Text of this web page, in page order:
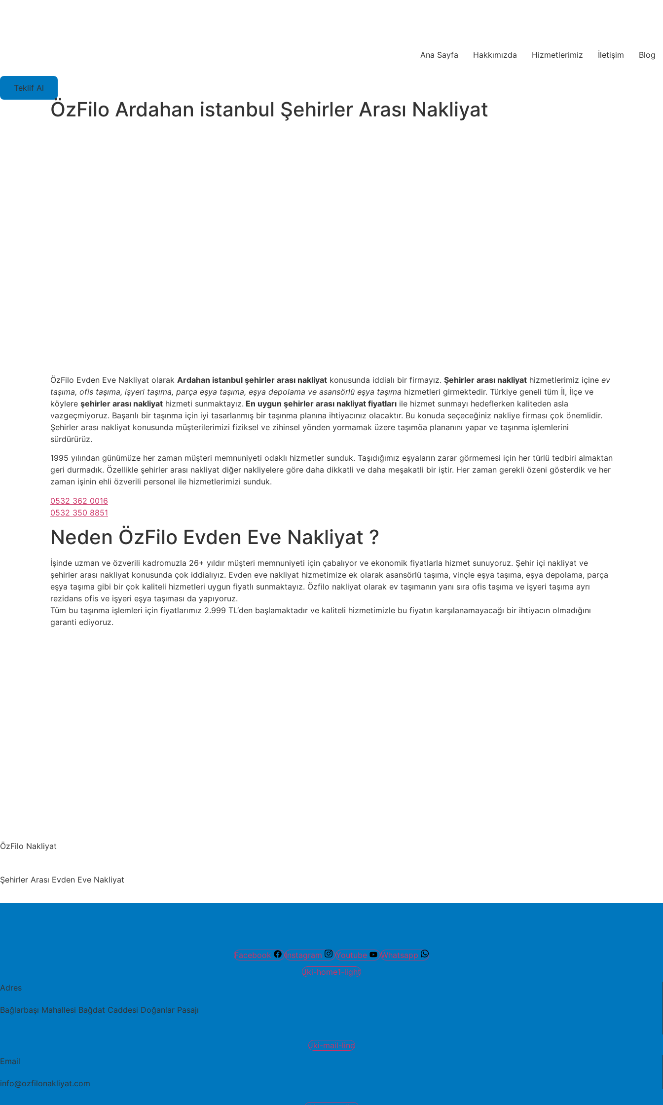
Ana Sayfa Hakkımızda Hizmetlerimiz İletişim Blog
Teklif Al
ÖzFilo Ardahan istanbul Şehirler Arası Nakliyat
ÖzFilo Evden Eve Nakliyat olarak Ardahan istanbul şehirler arası nakliyat konusunda iddialı bir firmayız. Şehirler arası nakliyat hizmetlerimiz içine ev
taşıma, ofis taşıma, işyeri taşıma, parça eşya taşıma, eşya depolama ve asansörlü eşya taşıma hizmetleri girmektedir. Türkiye geneli tüm İl, İlçe ve
köylere şehirler arası nakliyat hizmeti sunmaktayız. En uygun şehirler arası nakliyat fiyatları ile hizmet sunmayı hedeflerken kaliteden asla
vazgeçmiyoruz. Başarılı bir taşınma için iyi tasarlanmış bir taşınma planına ihtiyacınız olacaktır. Bu konuda seçeceğiniz nakliye firması çok önemlidir.
Şehirler arası nakliyat konusunda müşterilerimizi fiziksel ve zihinsel yönden yormamak üzere taşımöa plananını yapar ve taşınma işlemlerini
sürdürürüz.
1995 yılından günümüze her zaman müşteri memnuniyeti odaklı hizmetler sunduk. Taşıdığımız eşyaların zarar görmemesi için her türlü tedbiri almaktan
geri durmadık. Özellikle şehirler arası nakliyat diğer nakliyelere göre daha dikkatli ve daha meşakatli bir iştir. Her zaman gerekli özeni gösterdik ve her
zaman işinin ehli özverili personel ile hizmetlerimizi sunduk.
0532 362 0016
0532 350 8851
Neden ÖzFilo Evden Eve Nakliyat ?
İşinde uzman ve özverili kadromuzla 26+ yıldır müşteri memnuniyeti için çabalıyor ve ekonomik fiyatlarla hizmet sunuyoruz. Şehir içi nakliyat ve
şehirler arası nakliyat konusunda çok iddialıyız. Evden eve nakliyat hizmetimize ek olarak asansörlü taşıma, vinçle eşya taşıma, eşya depolama, parça
eşya taşıma gibi bir çok kaliteli hizmetleri uygun fiyatlı sunmaktayız. Özfilo nakliyat olarak ev taşımanın yanı sıra ofis taşıma ve işyeri taşıma ayrı
rezidans ofis ve işyeri eşya taşıması da yapıyoruz.
Tüm bu taşınma işlemleri için fiyatlarımız 2.999 TL‘den başlamaktadır ve kaliteli hizmetimizle bu fiyatın karşılanamayacağı bir ihtiyacın olmadığını
garanti ediyoruz.
ÖzFilo Nakliyat
Şehirler Arası Evden Eve Nakliyat
Facebook Instagram Youtube
Whatsapp
Jki-home1-light
Adres
Bağlarbaşı Mahallesi Bağdat Caddesi Doğanlar Pasajı
Jki-mail-line
Email
info@ozfilonakliyat.com